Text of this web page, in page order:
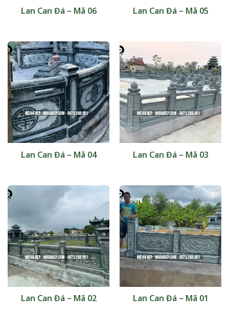
Lan Can Đá – Mã 06 Lan Can Đá – Mã 05
Lan Can Đá – Mã 04 Lan Can Đá – Mã 03
Lan Can Đá – Mã 02 Lan Can Đá – Mã 01